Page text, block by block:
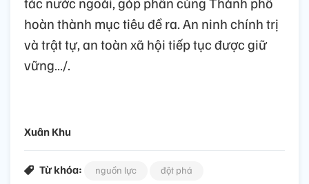
hoàn thành mục tiêu đề ra. An ninh chính trị
và trật tự, an toàn xã hội tiếp tục được giữ
vững…/.
Xuân Khu
Từ khóa: nguồn lực
đột phá